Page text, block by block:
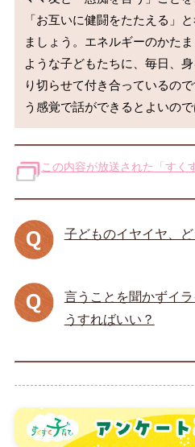
「お互いに健闘をたたえる」と
ましょう。エネルギーのかた
ような子どもたちに、毎日、
り切らせて付き合っているの
この内容が放送された「すく
子どものイヤイヤ、
言うことを聞かずイ
うすればいい？